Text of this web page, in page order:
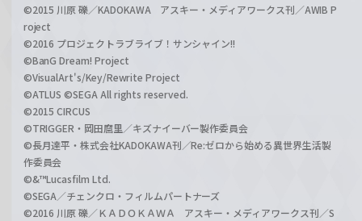
©2015 川原 礫／KADOKAWA アスキー・メディアワークス刊／AWIB P
roject
©2016 プロジェクトラブライブ！サンシャイン!!
©BanG Dream! Project
©VisualArt's/Key/Rewrite Project
©ATLUS ©SEGA All rights reserved.
©2015 CIRCUS
©TRIGGER・岡田麿里／キズナイーバー製作委員会
©長月達平・株式会社KADOKAWA刊／Re:ゼロから始める異世界生活製
作委員会
©&™Lucasfilm Ltd.
©SEGA／チェンクロ・フィルムパートナーズ
©2016 川原 礫／ＫＡＤＯＫＡＷＡ アスキー・メディアワークス刊／S